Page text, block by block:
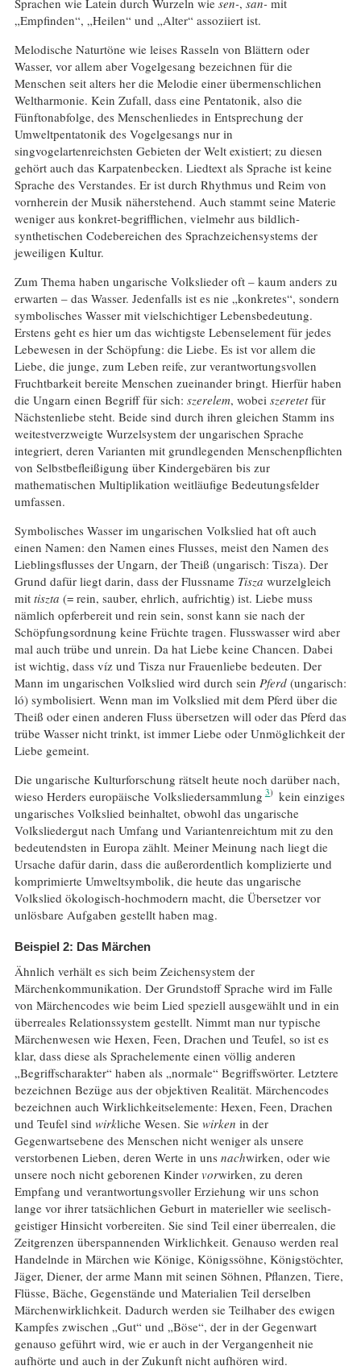
„Empfinden“, „Heilen“ und „Alter“ assoziiert ist.
Melodische Naturtöne wie leises Rasseln von Blättern oder
Wasser, vor allem aber Vogelgesang bezeichnen für die
Menschen seit alters her die Melodie einer übermenschlichen
Weltharmonie. Kein Zufall, dass eine Pentatonik, also die
Fünftonabfolge, des Menschenliedes in Entsprechung der
Umweltpentatonik des Vogelgesangs nur in
singvogelartenreichsten Gebieten der Welt existiert; zu diesen
gehört auch das Karpatenbecken. Liedtext als Sprache ist keine
Sprache des Verstandes. Er ist durch Rhythmus und Reim von
vornherein der Musik näherstehend. Auch stammt seine Materie
weniger aus konkret-begrifflichen, vielmehr aus bildlich-
synthetischen Codebereichen des Sprachzeichensystems der
jeweiligen Kultur.
Zum Thema haben ungarische Volkslieder oft – kaum anders zu
erwarten – das Wasser. Jedenfalls ist es nie „konkretes“, sondern
symbolisches Wasser mit vielschichtiger Lebensbedeutung.
Erstens geht es hier um das wichtigste Lebenselement für jedes
Lebewesen in der Schöpfung: die Liebe. Es ist vor allem die
Liebe, die junge, zum Leben reife, zur verantwortungsvollen
Fruchtbarkeit bereite Menschen zueinander bringt. Hierfür haben
die Ungarn einen Begriff für sich: szerelem, wobei szeretetfür
Nächstenliebe steht. Beide sind durch ihren gleichen Stamm ins
weitestverzweigte Wurzelsystem der ungarischen Sprache
integriert, deren Varianten mit grundlegenden Menschenpflichten
von Selbstbefleißigung über Kindergebären bis zur
mathematischen Multiplikation weitläufige Bedeutungsfelder
umfassen.
Symbolisches Wasser im ungarischen Volkslied hat oft auch
einen Namen: den Namen eines Flusses, meist den Namen des
Lieblingsflusses der Ungarn, der Theiß (ungarisch: Tisza). Der
Grund dafür liegt darin, dass der Flussname Tisza wurzelgleich
mit tiszta (= rein, sauber, ehrlich, aufrichtig) ist. Liebe muss
nämlich opferbereit und rein sein, sonst kann sie nach der
Schöpfungsordnung keine Früchte tragen. Flusswasser wird aber
mal auch trübe und unrein. Da hat Liebe keine Chancen. Dabei
ist wichtig, dass víz und Tisza nur Frauenliebe bedeuten. Der
Mann im ungarischen Volkslied wird durch sein Pferd(ungarisch:
ló) symbolisiert. Wenn man im Volkslied mit dem Pferd über die
Theiß oder einen anderen Fluss übersetzen will oder das Pferd das
trübe Wasser nicht trinkt, ist immer Liebe oder Unmöglichkeit der
Liebe gemeint.
Die ungarische Kulturforschung rätselt heute noch darüber nach,
wieso Herders europäische Volksliedersammlung 3
kein einziges
ungarisches Volkslied beinhaltet, obwohl das ungarische
Volksliedergut nach Umfang und Variantenreichtum mit zu den
bedeutendsten in Europa zählt. Meiner Meinung nach liegt die
Ursache dafür darin, dass die außerordentlich komplizierte und
komprimierte Umweltsymbolik, die heute das ungarische
Volkslied ökologisch-hochmodern macht, die Übersetzer vor
unlösbare Aufgaben gestellt haben mag.
Beispiel 2: Das Märchen
Ähnlich verhält es sich beim Zeichensystem der
Märchenkommunikation. Der Grundstoff Sprache wird im Falle
von Märchencodes wie beim Lied speziell ausgewählt und in ein
überreales Relationssystem gestellt. Nimmt man nur typische
Märchenwesen wie Hexen, Feen, Drachen und Teufel, so ist es
klar, dass diese als Sprachelemente einen völlig anderen
„Begriffscharakter“ haben als „normale“ Begriffswörter. Letztere
bezeichnen Bezüge aus der objektiven Realität. Märchencodes
bezeichnen auch Wirklichkeitselemente: Hexen, Feen, Drachen
und Teufel sind wirkliche Wesen. Sie wirken in der
Gegenwartsebene des Menschen nicht weniger als unsere
verstorbenen Lieben, deren Werte in uns nachwirken, oder wie
unsere noch nicht geborenen Kinder vorwirken, zu deren
Empfang und verantwortungsvoller Erziehung wir uns schon
lange vor ihrer tatsächlichen Geburt in materieller wie seelisch-
geistiger Hinsicht vorbereiten. Sie sind Teil einer überrealen, die
Zeitgrenzen überspannenden Wirklichkeit. Genauso werden real
Handelnde in Märchen wie Könige, Königssöhne, Königstöchter,
Jäger, Diener, der arme Mann mit seinen Söhnen, Pflanzen, Tiere,
Flüsse, Bäche, Gegenstände und Materialien Teil derselben
Märchenwirklichkeit. Dadurch werden sie Teilhaber des ewigen
Kampfes zwischen „Gut“ und „Böse“, der in der Gegenwart
genauso geführt wird, wie er auch in der Vergangenheit nie
aufhörte und auch in der Zukunft nicht aufhören wird.